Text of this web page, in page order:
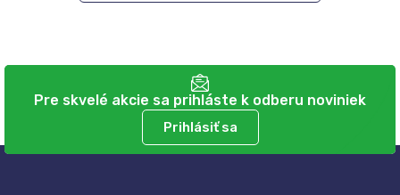
Pre skvelé akcie sa prihláste k odberu noviniek
Prihlásiť sa